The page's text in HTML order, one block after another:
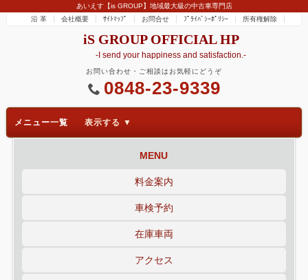
あいえす【is GROUP】地域最大級の中古車専門店
沿 革
会社概要 ｻｲﾄﾏｯﾌﾟ お問合せ ﾌﾟﾗｲﾊﾞｼｰﾎﾟﾘｼｰ 所有権解除
iS GROUP OFFICIAL HP
-I send your happiness and satisfaction.-
お問い合わせ・ご相談はお気軽にどうぞ
0848-23-9339
メニュー一覧
MENU
料金案内
車検予約
在庫車両
アクセス